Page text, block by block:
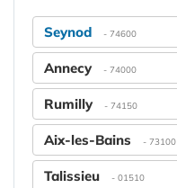
Seynod - 74600
Annecy - 74000
Rumilly - 74150
Aix-les-Bains - 73100
Talissieu - 01510